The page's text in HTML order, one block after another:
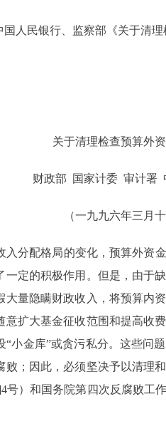
人民银行、监察部《关于清理
关于清理检查预算外
财政部 国家计委 审计署
（一九九六年三月十
分配格局的变化，预算外资
定的积极作用。但是，由于
量隐瞒财政收入，将预算内
扩大基金征收范围和提高收
小金库”或贪污私分。这些问
；因此，必须坚决予以清理
号）和国务院第四次反腐败